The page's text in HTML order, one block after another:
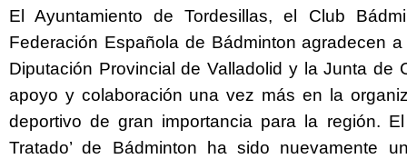
El Ayuntamiento de Tordesillas, el Club
Federación Española de Bádminton agradecen
Diputación Provincial de Valladolid y la Junta de
apoyo y colaboración una vez más en la
deportivo de gran importancia para la región.
Tratado’ de Bádminton ha sido nuevamente